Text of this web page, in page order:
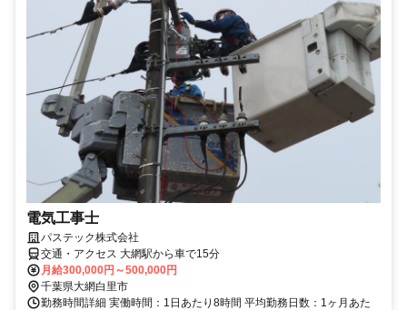
電気工事士
パステック株式会社
交通・アクセス 大網駅から車で15分
月給300,000円～500,000円
千葉県大網白里市
勤務時間詳細 実働時間：1日あたり8時間 平均勤務日数：1ヶ月あた